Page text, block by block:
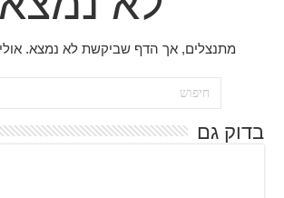
מתנצלים, אך הדף שביקשת לא נמצא. אולי
בדוק גם